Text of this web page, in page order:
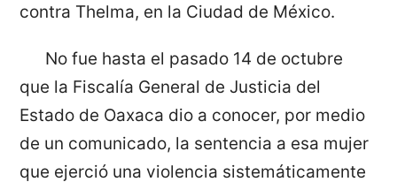
contra Thelma, en la Ciudad de México.
No fue hasta el pasado 14 de octubre
que la Fiscalía General de Justicia del
Estado de Oaxaca dio a conocer, por medio
de un comunicado, la sentencia a esa mujer
que ejerció una violencia sistemáticamente